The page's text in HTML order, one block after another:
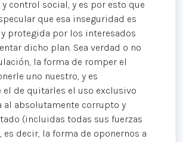
control social, y es por esto que
que esa inseguridad es
protegida por los interesados
dicho plan. Sea verdad o no
la forma de romper el
uno nuestro, y es
el de quitarles el uso exclusivo
al absolutamente corrupto y
(incluidas todas sus fuerzas
es decir, la forma de oponernos a